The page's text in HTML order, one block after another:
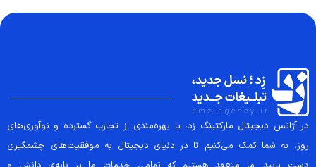
در آژانس دیجیتال مارکتینگ زد، با بهره‌مندی از تجارب گسترده و نوآوری‌های
روز، به شما کمک می‌کنیم تا در دنیای دیجیتال به موفقیت‌های چشمگیری